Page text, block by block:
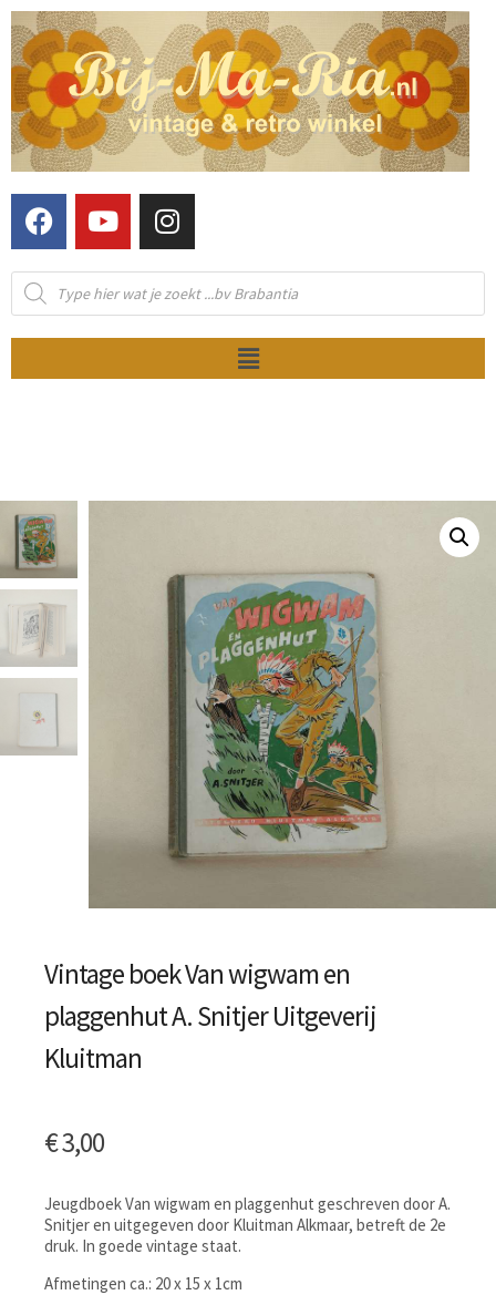
Vintage boek Van wigwam en
plaggenhut A. Snitjer Uitgeverij
Kluitman
€3,00
Jeugdboek Van wigwam en plaggenhut geschreven door A.
Snitjer en uitgegeven door Kluitman Alkmaar, betreft de 2e
druk. In goede vintage staat.
Afmetingen ca.: 20 x 15 x 1cm